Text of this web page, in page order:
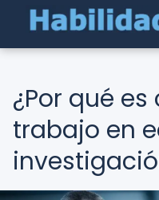
¿Por qué
trabajo en